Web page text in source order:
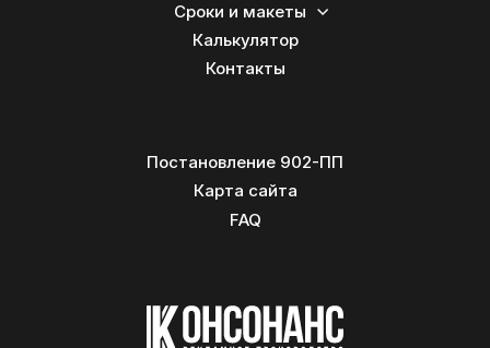
Сроки и макеты
Калькулятор
Контакты
Постановление 902-ПП
Карта сайта
FAQ